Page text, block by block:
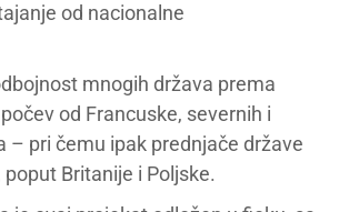
od nacionalne
mnogih država prema
od Francuske, severnih i
– pri čemu ipak prednjače države
Britanije i Poljske.